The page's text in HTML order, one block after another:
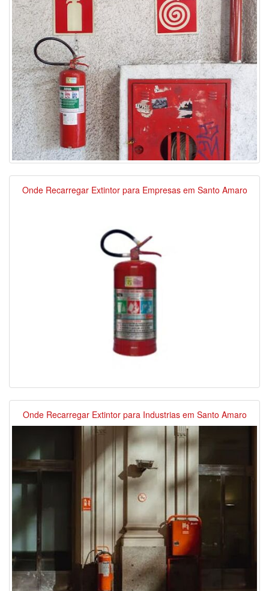
Onde Recarregar Extintor para Empresas em Santo Amaro
Onde Recarregar Extintor para Industrias em Santo Amaro